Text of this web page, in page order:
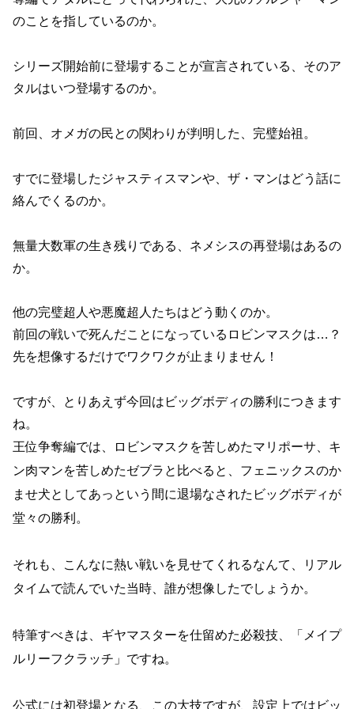
のことを指しているのか。
シリーズ開始前に登場することが宣言されている、そのア
タルはいつ登場するのか。
前回、オメガの民との関わりが判明した、完璧始祖。
すでに登場したジャスティスマンや、ザ・マンはどう話に
絡んでくるのか。
無量大数軍の生き残りである、ネメシスの再登場はあるの
か。
他の完璧超人や悪魔超人たちはどう動くのか。
前回の戦いで死んだことになっているロビンマスクは…？
先を想像するだけでワクワクが止まりません！
ですが、とりあえず今回はビッグボディの勝利につきます
ね。
王位争奪編では、ロビンマスクを苦しめたマリポーサ、キ
ン肉マンを苦しめたゼブラと比べると、フェニックスのか
ませ犬としてあっという間に退場なされたビッグボディが
堂々の勝利。
それも、こんなに熱い戦いを見せてくれるなんて、リアル
タイムで読んでいた当時、誰が想像したでしょうか。
特筆すべきは、ギヤマスターを仕留めた必殺技、「メイプ
ルリーフクラッチ」ですね。
公式には初登場となる、この大技ですが、設定上ではビッ